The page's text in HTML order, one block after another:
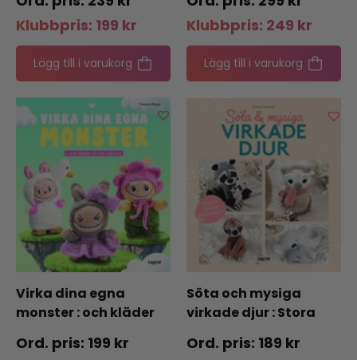
Klubbpris: 199 kr
Lägg till i varukorg
Klubbpris: 249 kr
Lägg till i varukorg
Virka dina egna
monster : och kläder
199 kr
Söta och mysiga
virkade djur : Stora
amigurumidjur!
189 kr